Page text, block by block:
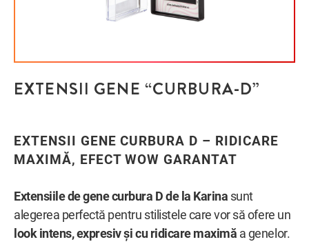
EXTENSII GENE “CURBURA-D”
EXTENSII GENE CURBURA D – RIDICARE
MAXIMĂ, EFECT WOW GARANTAT
Extensiile de gene curbura D de la Karina sunt
alegerea perfectă pentru stilistele care vor să ofere un
look intens, expresiv și cu ridicare maximă a genelor.